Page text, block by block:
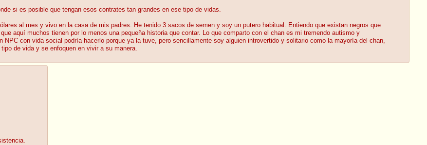
si es posible que tengan esos contrates tan grandes en ese tipo de vidas.
al mes y vivo en la casa de mis padres. He tenido 3 sacos de semen y soy un putero habitual. Entiendo que existan negros que
aquí muchos tienen por lo menos una pequeña historia que contar. Lo que comparto con el chan es mi tremendo autismo y
con vida social podría hacerlo porque ya la tuve, pero sencillamente soy alguien introvertido y solitario como la mayoría del chan,
de vida y se enfoquen en vivir a su manera.